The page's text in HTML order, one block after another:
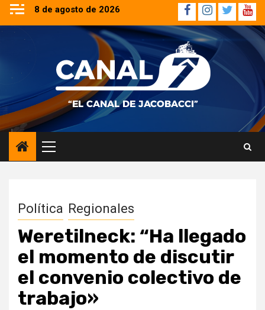
Saltar
contenido
8 de agosto de 2026 Facebook
Instagram
Twitter
Menú
principal
Política Regionales
Weretilneck: “Ha llegado
el momento de discutir
el convenio colectivo de
trabajo»